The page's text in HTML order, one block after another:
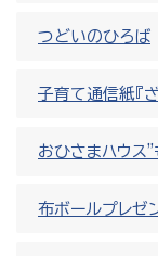
つどいのひろば
子育て通信紙『ざ
おひさまハウス"
布ボールプレゼ